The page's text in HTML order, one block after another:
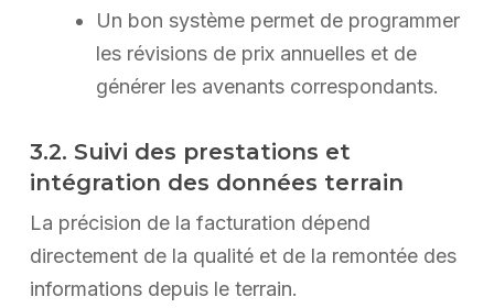
Un bon système permet de programmer
les révisions de prix annuelles et de
générer les avenants correspondants.
3.2. Suivi des prestations et
intégration des données terrain
La précision de la facturation dépend
directement de la qualité et de la remontée des
informations depuis le terrain.